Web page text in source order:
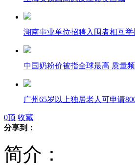
湖南事业单位招聘入围者相互举
中国奶粉价被指全球最高 质量
广州65岁以上独居老人可申请
杨坤首谈与丁丁恋情 称是子虚乌
0顶 收藏
分享到：
简介：